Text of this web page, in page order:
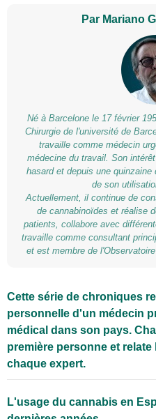
Par Mariano
Né à Barcelone le 17 février
Chirurgie de l'université de
travaille comme médecin
médecine du travail. Son
hasard et depuis une
de son
Actuellement, il continue de
de cannabinoïdes et réalise
patients, collabore avec
travaille comme consultant
et est membre de
Cette série de chroniques
personnelle d'un médecin
médical dans son pays.
première personne et
chaque expert.
L'usage du cannabis en